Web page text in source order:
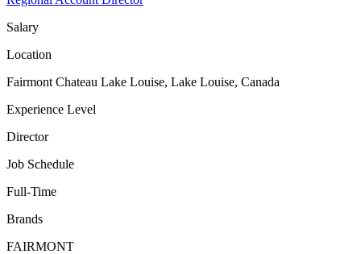
Salary
Location
Fairmont Chateau Lake Louise, Lake Louise, Canada
Experience Level
Director
Job Schedule
Full-Time
Brands
FAIRMONT